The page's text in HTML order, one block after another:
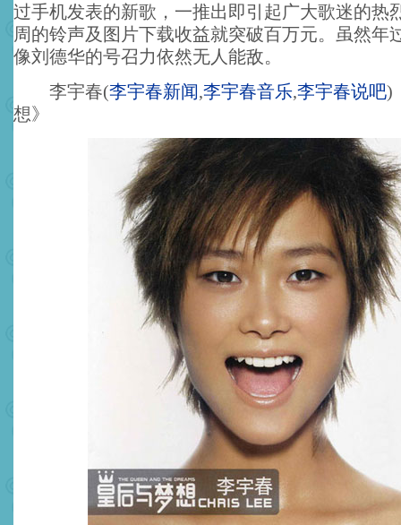
过手机发表的新歌，一推出即引起广大歌迷的热
周的铃声及图片下载收益就突破百万元。虽然年
像刘德华的号召力依然无人能敌。
李宇春(李宇春新闻,李宇春音乐,李宇春说吧)
想》